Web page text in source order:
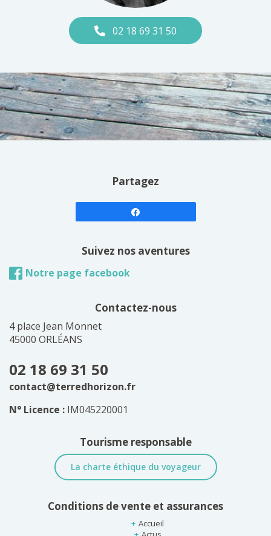
02 18 69 31 50
Partagez
Suivez nos aventures
Notre page facebook
Contactez-nous
4 place Jean Monnet
45000 ORLÉANS
02 18 69 31 50
contact@terredhorizon.fr
N° Licence : IM045220001
Tourisme responsable
La charte éthique du voyageur
Conditions de vente et assurances
Accueil